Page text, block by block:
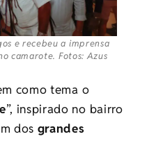
e recebeu a imprensa
camarote. Fotos: Azus
como tema o
”, inspirado no bairro
dos grandes